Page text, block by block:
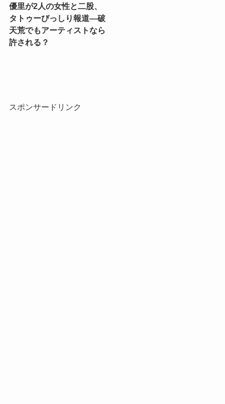
優里が2人の女性と二股、
タトゥーびっしり報道―破
天荒でもアーティストなら
許される？
スポンサードリンク